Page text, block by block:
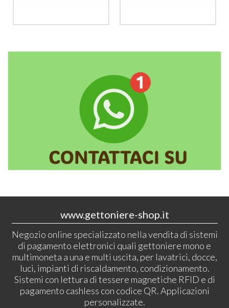
www.gettoniere-shop.it
Negozio online specializzato nella vendita di sistemi
di pagamento elettronici quali gettoniere mono e
multimoneta a una e multi uscita, per lavatrici, docce,
luci, impianti di riscaldamento, condizionamento.
Sistemi con lettura di tessere magnetiche RFID e di
pagamento cashless con codice QR. Applicazioni
personalizzate.